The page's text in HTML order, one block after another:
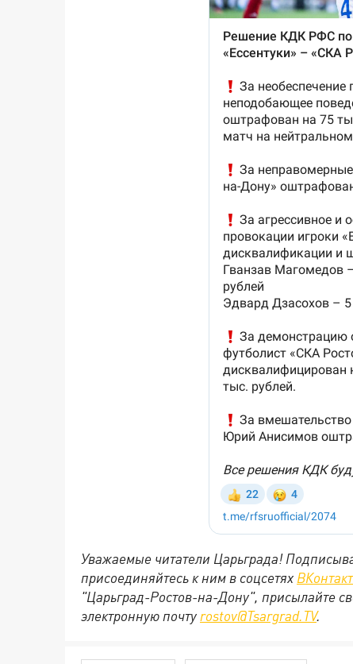
Уважаемые читатели Царьграда!
присоединяйтесь к ним в соцсетях
"Царьград-Ростов-на-Дону", присылайте
электронную почту rostov@Tsargrad.ТV.